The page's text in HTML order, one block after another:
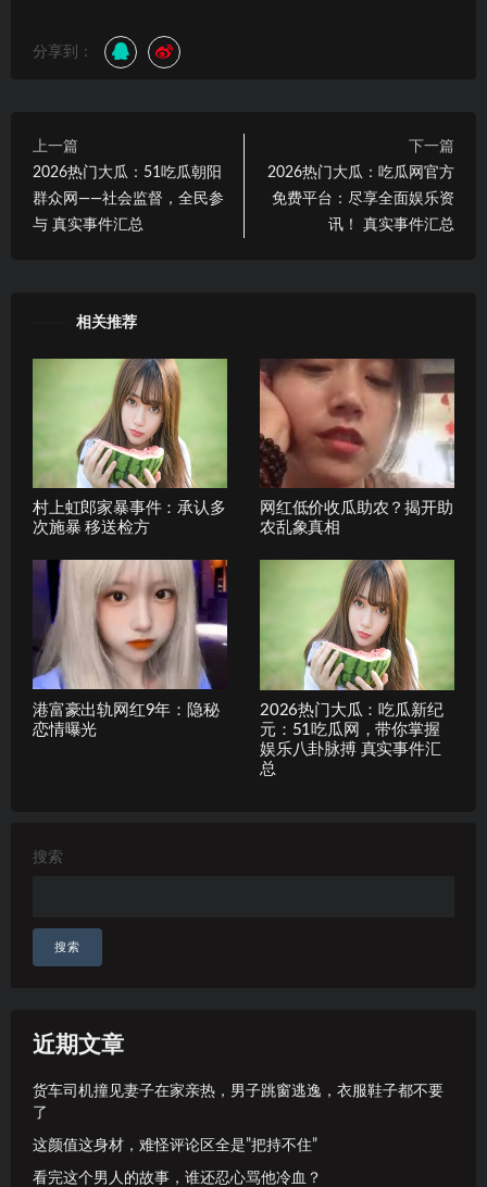
分享到：
上一篇
2026热门大瓜：51吃瓜朝阳
群众网——社会监督，全民参
与 真实事件汇总
下一篇
2026热门大瓜：吃瓜网官方
免费平台：尽享全面娱乐资
讯！ 真实事件汇总
相关推荐
村上虹郎家暴事件：承认多
次施暴 移送检方
网红低价收瓜助农？揭开助
农乱象真相
港富豪出轨网红9年：隐秘
恋情曝光
2026热门大瓜：吃瓜新纪
元：51吃瓜网，带你掌握
娱乐八卦脉搏 真实事件汇
总
搜索
搜索
近期文章
货车司机撞见妻子在家亲热，男子跳窗逃逸，衣服鞋子都不要
了
这颜值这身材，难怪评论区全是”把持不住”
看完这个男人的故事，谁还忍心骂他冷血？